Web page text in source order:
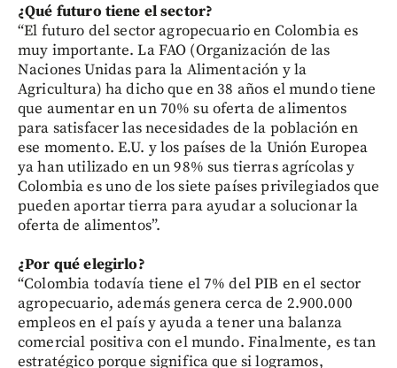
¿Qué futuro tiene el sector?
“El futuro del sector agropecuario en Colombia es
muy importante. La FAO (Organización de las
Naciones Unidas para la Alimentación y la
Agricultura) ha dicho que en 38 años el mundo tiene
que aumentar en un 70% su oferta de alimentos
para satisfacer las necesidades de la población en
ese momento. E.U. y los países de la Unión Europea
ya han utilizado en un 98% sus tierras agrícolas y
Colombia es uno de los siete países privilegiados que
pueden aportar tierra para ayudar a solucionar la
oferta de alimentos”.
¿Por qué elegirlo?
“Colombia todavía tiene el 7% del PIB en el sector
agropecuario, además genera cerca de 2.900.000
empleos en el país y ayuda a tener una balanza
comercial positiva con el mundo. Finalmente, es tan
estratégico porque significa que si logramos,